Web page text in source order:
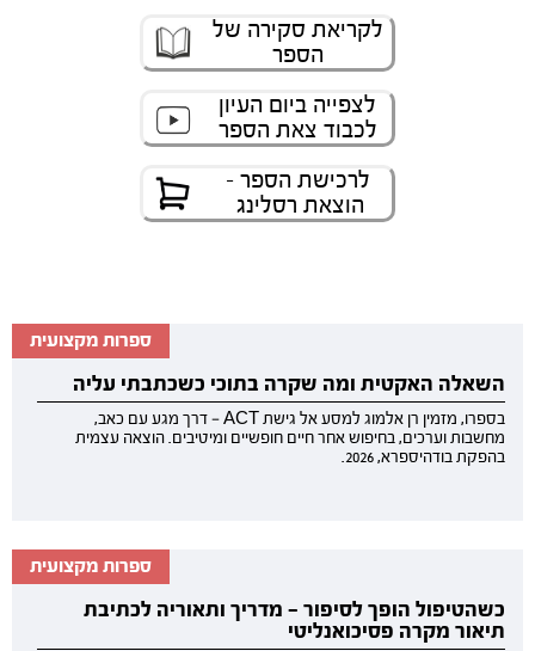
לקריאת סקירה של
הספר
לצפייה ביום העיון
לכבוד צאת הספר
לרכישת הספר -
הוצאת רסלינג
ספרות מקצועית
השאלה האקטית ומה שקרה בתוכי כשכתבתי עליה
בספרו, מזמין רן אלמוג למסע אל גישת ACT — דרך מגע עם כאב,
מחשבות וערכים, בחיפוש אחר חיים חופשיים ומיטיבים. הוצאה עצמית
בהפקת בודהיספרא, 2026.
ספרות מקצועית
כשהטיפול הופך לסיפור — מדריך ותאוריה לכתיבת
תיאור מקרה פסיכואנליטי